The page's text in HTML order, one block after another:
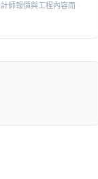
師報價與工程內容而